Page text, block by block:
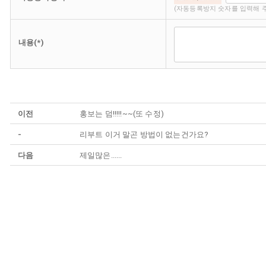
(자동등록방지 숫자를 입력해
내용(*)
이전 홍보는 덤!!!!!~~(또 수정)
- 리부트 이거 말곤 방법이 없는건가요?
다음 제일많은......